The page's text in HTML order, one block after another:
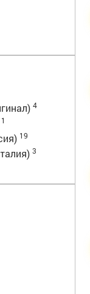
4
1
19
3